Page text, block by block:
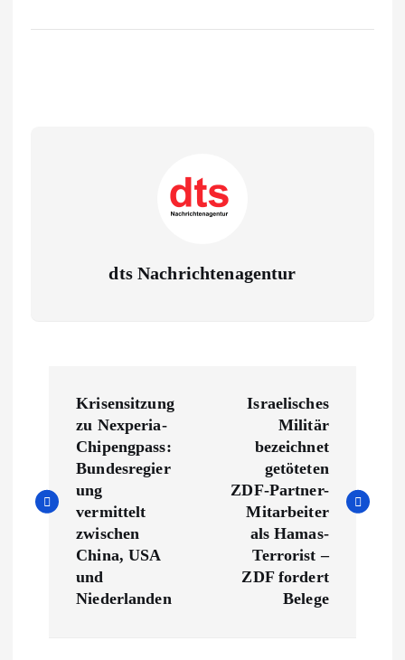
dts Nachrichtenagentur
t
Krisensitzung
zu Nexperia-
Chipengpass:
Bundesregier
ung
vermittelt
zwischen
China, USA
und
Niederlanden
Israelisches
Militär
bezeichnet
getöteten
ZDF-Partner-
Mitarbeiter
als Hamas-
Terrorist –
ZDF fordert
Belege